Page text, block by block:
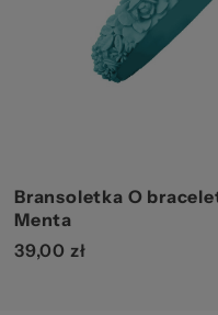
Bransoletka O
Menta
39,00 zł